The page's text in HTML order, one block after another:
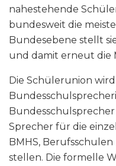
nahestehende
bundesweit die
Bundesebene stellt
und damit erneut die
Die Schülerunion
Sprecher für die
BMHS,
stellen. Die formelle